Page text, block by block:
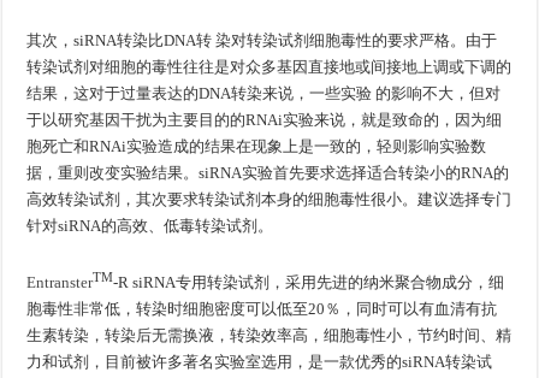
其次，siRNA转染比DNA转 染对转染试剂细胞毒性的要求严格。由于
转染试剂对细胞的毒性往往是对众多基因直接地或间接地上调或下调的
结果，这对于过量表达的DNA转染来说，一些实验 的影响不大，但对
于以研究基因干扰为主要目的的RNAi实验来说，就是致命的，因为细
胞死亡和RNAi实验造成的结果在现象上是一致的，轻则影响实验数
据，重则改变实验结果。siRNA实验首先要求选择适合转染小的RNA的
高效转染试剂，其次要求转染试剂本身的细胞毒性很小。建议选择专门
针对siRNA的高效、低毒转染试剂。
EntransterTM-R siRNA专用转染试剂，采用先进的纳米聚合物成分，细
胞毒性非常低，转染时细胞密度可以低至20％，同时可以有血清有抗
生素转染，转染后无需换液，转染效率高，细胞毒性小，节约时间、精
力和试剂，目前被许多著名实验室选用，是一款优秀的siRNA转染试